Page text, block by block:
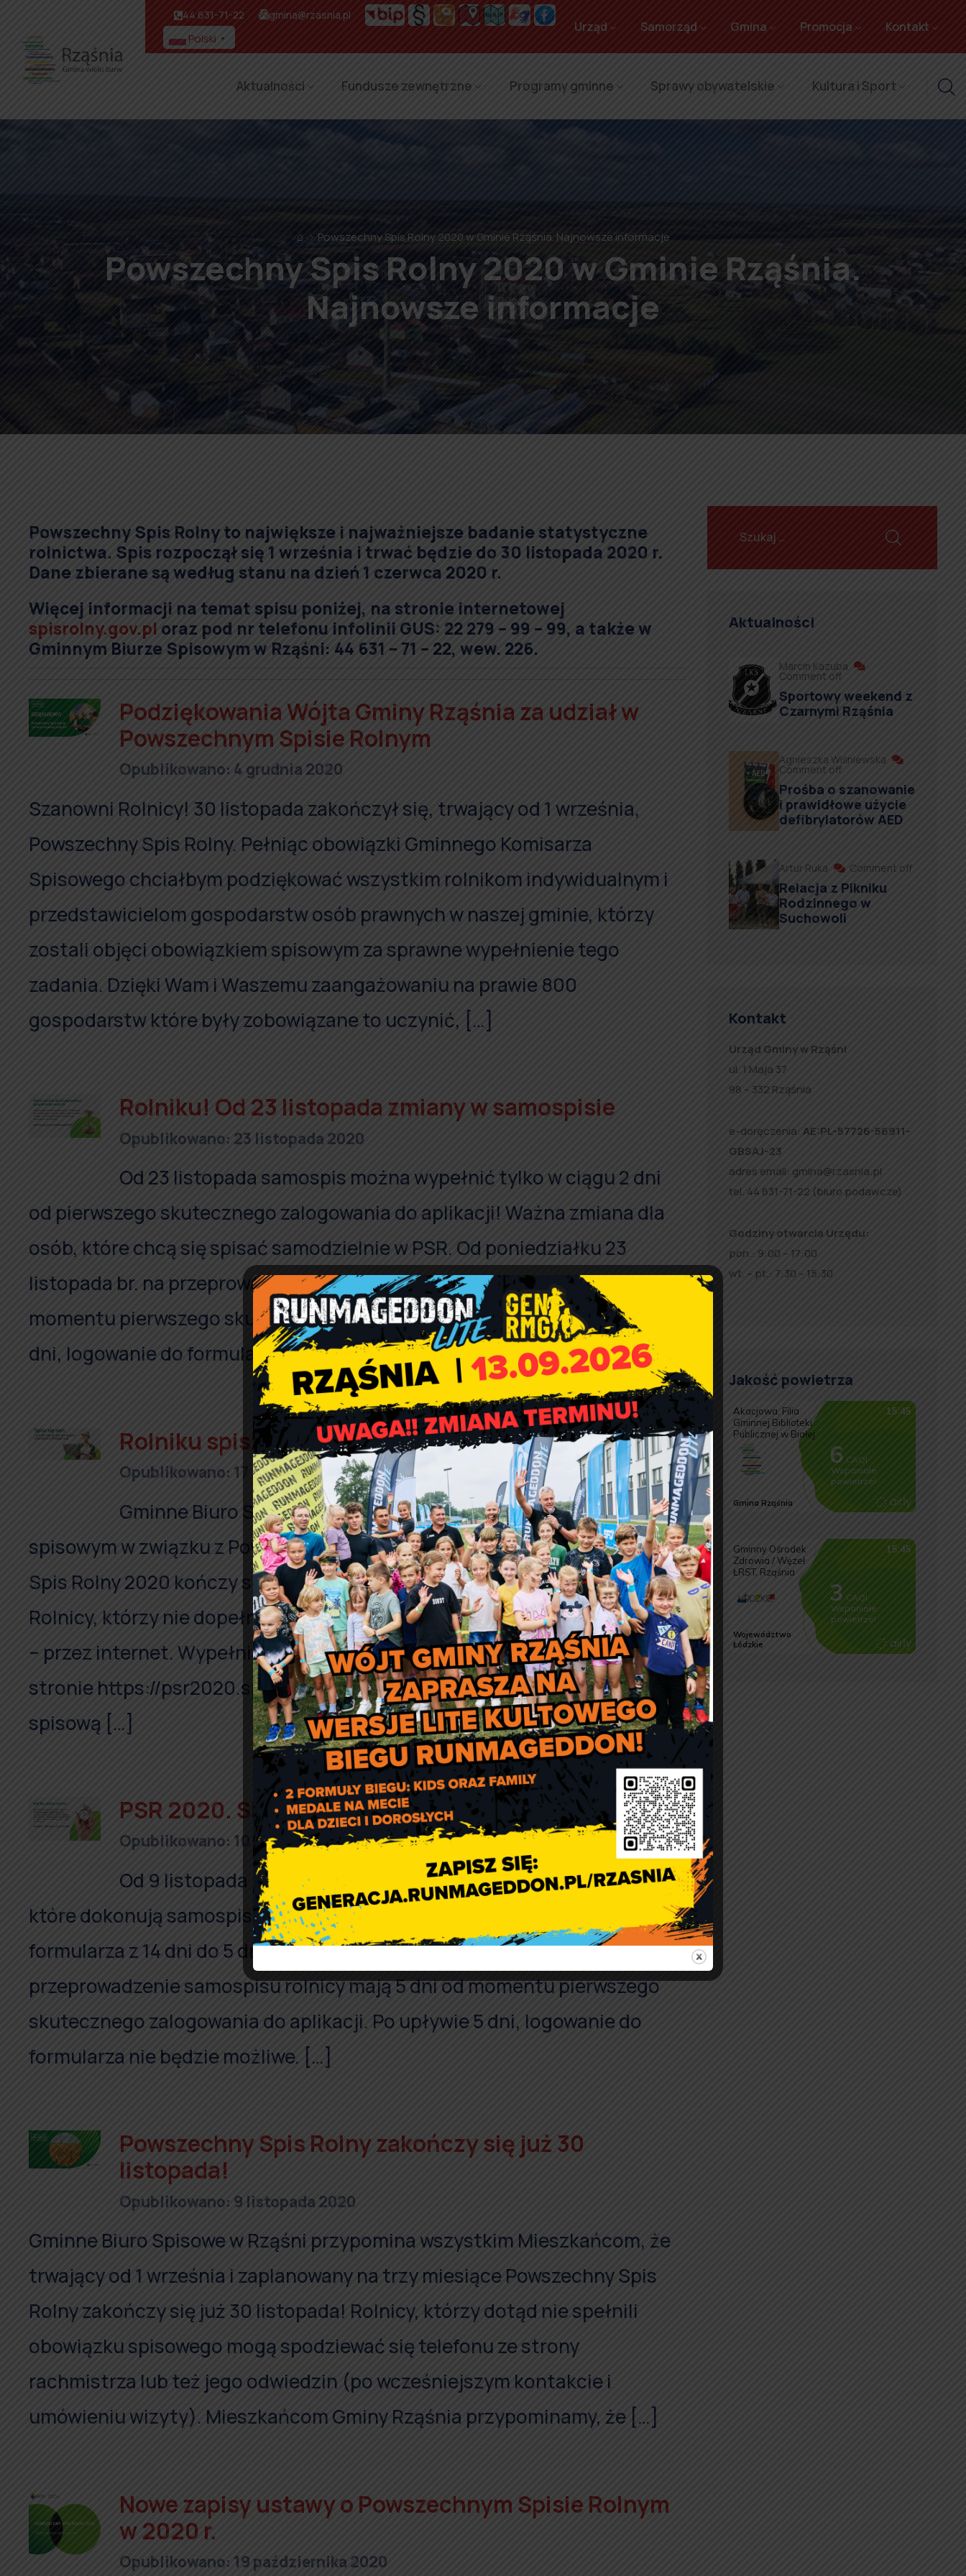
44 631-71-22 gmina@rzasnia.pl
Polski ▼
Urząd Samorząd Gmina Promocja Kontakt
Aktualności Fundusze zewnętrzne Programy gminne Sprawy obywatelskie Kultura i Sport
⌂ Powszechny Spis Rolny 2020 w Gminie Rząśnia. Najnowsze informacje
Powszechny Spis Rolny 2020 w Gminie Rząśnia.
Najnowsze informacje
Powszechny Spis Rolny to największe i najważniejsze badanie statystyczne
rolnictwa. Spis rozpoczął się 1 września i trwać będzie do 30 listopada 2020 r.
Dane zbierane są według stanu na dzień 1 czerwca 2020 r.
Więcej informacji na temat spisu poniżej, na stronie internetowej
spisrolny.gov.pl oraz pod nr telefonu infolinii GUS: 22 279 – 99 – 99, a także w
Gminnym Biurze Spisowym w Rząśni: 44 631 – 71 – 22, wew. 226.
Podziękowania Wójta Gminy Rząśnia za udział w
Powszechnym Spisie Rolnym
Opublikowano: 4 grudnia 2020
Szanowni Rolnicy! 30 listopada zakończył się, trwający od 1 września,
Powszechny Spis Rolny. Pełniąc obowiązki Gminnego Komisarza
Spisowego chciałbym podziękować wszystkim rolnikom indywidualnym i
przedstawicielom gospodarstw osób prawnych w naszej gminie, którzy
zostali objęci obowiązkiem spisowym za sprawne wypełnienie tego
zadania. Dzięki Wam i Waszemu zaangażowaniu na prawie 800
gospodarstw które były zobowiązane to uczynić, […]
Rolniku! Od 23 listopada zmiany w samospisie
Opublikowano: 23 listopada 2020
Od 23 listopada samospis można wypełnić tylko w ciągu 2 dni
od pierwszego skutecznego zalogowania do aplikacji! Ważna zmiana dla
osób, które chcą się spisać samodzielnie w PSR. Od poniedziałku 23
listopada br. na przeprowadzenie samospisu rolnicy mają 2 dni od
momentu pierwszego skutecznego zalogowania do aplikacji. Po upływie 2
dni, logowanie do formularza nie […]
Rolniku spisz się sam
Opublikowano: 17 listopada 2020
Gminne Biuro Spisowe w Rząśni przypomina, o obowiązku
spisowym w związku z Powszechnym Spisem Rolnym 2020. Powszechny
Spis Rolny 2020 kończy się 30 listopada br. W związku z powyższym
Rolnicy, którzy nie dopełnili obowiązku spisowego powinni tego dokonać:
– przez internet. Wypełniając samodzielnie interaktywną aplikację na
stronie https://psr2020.spis.gov.pl/, – przez telefon. Dzwoniąc na infolinię
spisową […]
PSR 2020. Skrócony czas na wypełnienie samospisu
Opublikowano: 10 listopada 2020
Od 9 listopada br. wprowadzona została ważna zmiana dla osób,
które dokonują samospisu – skrócony został czas na wypełnienie
formularza z 14 dni do 5 dni. Od poniedziałku 9 listopada br. na
przeprowadzenie samospisu rolnicy mają 5 dni od momentu pierwszego
skutecznego zalogowania do aplikacji. Po upływie 5 dni, logowanie do
formularza nie będzie możliwe. […]
Powszechny Spis Rolny zakończy się już 30
listopada!
Opublikowano: 9 listopada 2020
Gminne Biuro Spisowe w Rząśni przypomina wszystkim Mieszkańcom, że
trwający od 1 września i zaplanowany na trzy miesiące Powszechny Spis
Rolny zakończy się już 30 listopada! Rolnicy, którzy dotąd nie spełnili
obowiązku spisowego mogą spodziewać się telefonu ze strony
rachmistrza lub też jego odwiedzin (po wcześniejszym kontakcie i
umówieniu wizyty). Mieszkańcom Gminy Rząśnia przypominamy, że […]
Nowe zapisy ustawy o Powszechnym Spisie Rolnym
w 2020 r.
Opublikowano: 19 października 2020
Aktualności
Marcin Kazuba
Comment off
Sportowy weekend z
Czarnymi Rząśnia
Agnieszka Wiśniewska
Comment off
Prośba o szanowanie
i prawidłowe użycie
defibrylatorów AED
Artur Ruka Comment off
Relacja z Pikniku
Rodzinnego w
Suchowoli
Kontakt
Urząd Gminy w Rząśni
ul. 1 Maja 37
98 – 332 Rząśnia
e-doręczenia: AE:PL-57726-56911-
GBSAJ-23
adres email: gmina@rzasnia.pl
tel. 44 631-71-22 (biuro podawcze)
Godziny otwarcia Urzędu:
pon.: 9:00 – 17:00
wt. – pt.: 7:30 – 15:30
Jakość powietrza